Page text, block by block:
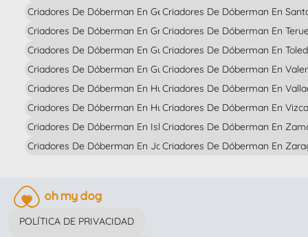
Criadores De Dóberman En Gerona
Criadores De Dóberman En Granada
Criadores De Dóberman En Guadalajara
Criadores De Dóberman En Guipúzcoa
Criadores De Dóberman En Huelva
Criadores De Dóberman En Huesca
Criadores De Dóberman En Islas Baleares
Criadores De Dóberman En Jaén
Criadores De Dóberman En
Criadores De Dóberman En
Criadores De Dóberman En
Criadores De Dóberman En
Criadores De Dóberman En
Criadores De Dóberman En
Criadores De Dóberman En
Criadores De Dóberman En
POLÍTICA DE PRIVACIDAD